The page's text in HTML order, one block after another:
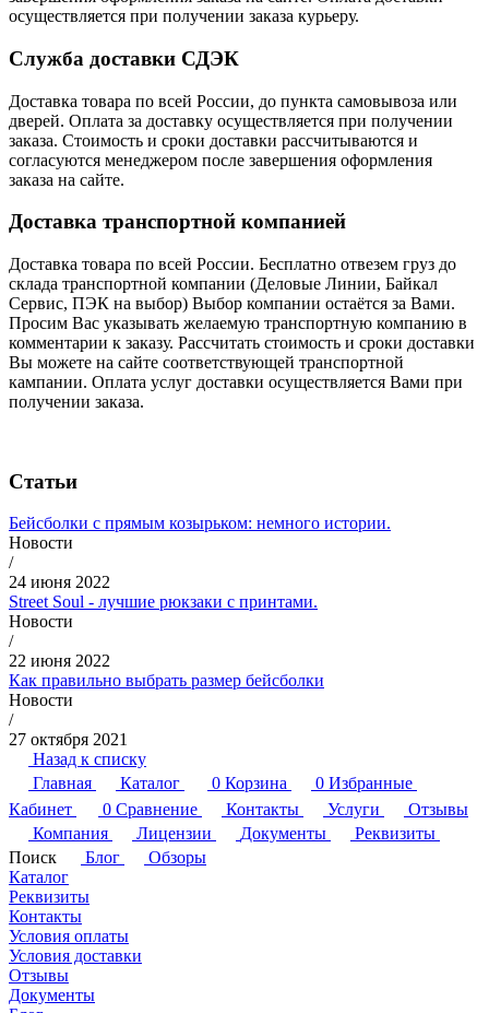
осуществляется при получении заказа курьеру.
Служба доставки СДЭК
Доставка товара по всей России, до пункта самовывоза или
дверей. Оплата за доставку осуществляется при получении
заказа. Стоимость и сроки доставки рассчитываются и
согласуются менеджером после завершения оформления
заказа на сайте.
Доставка транспортной компанией
Доставка товара по всей России. Бесплатно отвезем груз до
склада транспортной компании (Деловые Линии, Байкал
Сервис, ПЭК на выбор) Выбор компании остаётся за Вами.
Просим Вас указывать желаемую транспортную компанию в
комментарии к заказу. Рассчитать стоимость и сроки доставки
Вы можете на сайте соответствующей транспортной
кампании. Оплата услуг доставки осуществляется Вами при
получении заказа.
Статьи
Бейсболки с прямым козырьком: немного истории.
Новости
/
24 июня 2022
Street Soul - лучшие рюкзаки с принтами.
Новости
/
22 июня 2022
Как правильно выбрать размер бейсболки
Новости
/
27 октября 2021
Назад к списку
Главная
Каталог 0 Корзина 0 Избранные
Кабинет
0 Сравнение Контакты Услуги
Отзывы
Компания
Лицензии Документы
Реквизиты
Поиск
Блог
Обзоры
Каталог
Реквизиты
Контакты
Условия оплаты
Условия доставки
Отзывы
Документы